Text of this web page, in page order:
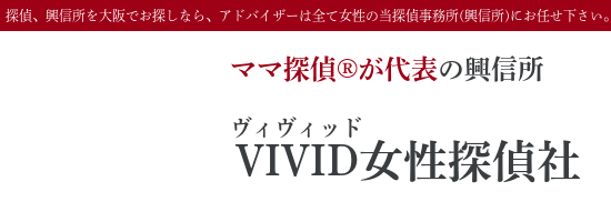
探偵、興信所を大阪でお探しなら、アドバイザーは全て女性の当探偵事務所(興信所)にお任せ下さい。
ママ探偵®️が代表の興信所
VIVID
ヴィヴィッド
女性探偵社